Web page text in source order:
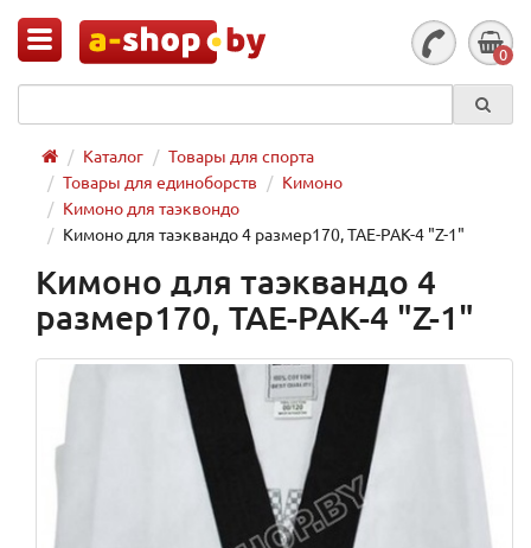
0
Каталог
Товары для спорта
Товары для единоборств
Кимоно
Кимоно для таэквондо
Кимоно для таэквандо 4 размер170, TAE-PAK-4 "Z-1"
Кимоно для таэквандо 4
размер170, TAE-PAK-4 "Z-1"